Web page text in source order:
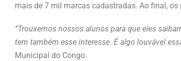
mais de 7 mil marcas cadastradas. Ao final,
“Trouxemos nossos alunos para que eles
tem também esse interesse. É algo louvável
Municipal do Congo.